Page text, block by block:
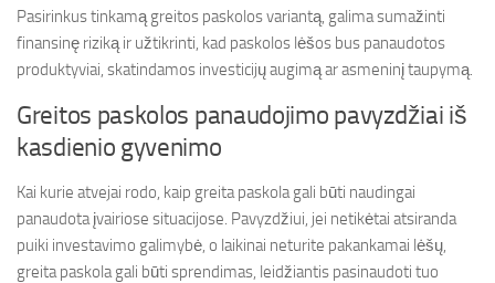
Pasirinkus tinkamą greitos paskolos variantą, galima sumažinti
finansinę riziką ir užtikrinti, kad paskolos lėšos bus panaudotos
produktyviai, skatindamos investicijų augimą ar asmeninį taupymą.
Greitos paskolos panaudojimo pavyzdžiai iš
kasdienio gyvenimo
Kai kurie atvejai rodo, kaip greita paskola gali būti naudingai
panaudota įvairiose situacijose. Pavyzdžiui, jei netikėtai atsiranda
puiki investavimo galimybė, o laikinai neturite pakankamai lėšų,
greita paskola gali būti sprendimas, leidžiantis pasinaudoti tuo